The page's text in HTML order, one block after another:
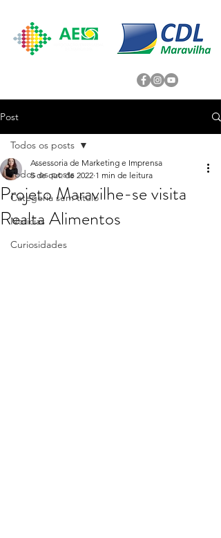
Post
Todos os posts
Categoria sem título
Noticias
Curiosidades
Todos os posts
Projeto Maravilhe-se visita
Realta Alimentos
Assessoria de Marketing e Imprensa
5 de out. de 2022 1 min de leitura